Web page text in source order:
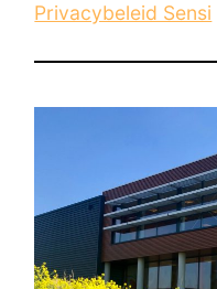
Privacybeleid Sensi